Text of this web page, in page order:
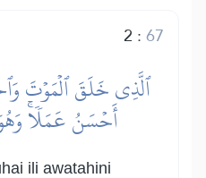
2 :67
ٱلَّذِي خَلَقَ ٱلۡمَوۡتَ
أَحۡسَنُ عَمَلٗاۚ وَهُوَ
ili awatahini